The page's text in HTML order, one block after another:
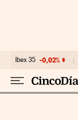
Ibex 35 -0,02%